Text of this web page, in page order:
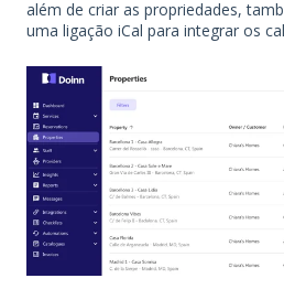
além de criar as propriedades,
uma ligação iCal para integrar os